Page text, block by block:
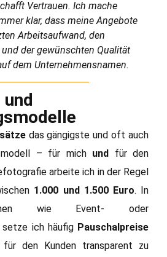
Vertrauen. Ich mache
klar, dass meine Angebote
Arbeitsaufwand, den
der gewünschten Qualität
dem Unternehmensnamen.
das gängigste und oft auch
– für mich und für den
arbeite ich in der Regel
1.000 und 1.500 Euro. In
wie Event- oder
ich häufig Pauschalpreise
den Kunden transparent zu